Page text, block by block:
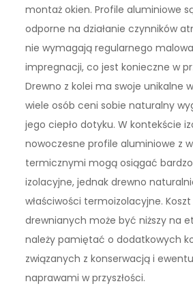
montaż okien. Profile aluminiowe
odporne na działanie czynników
nie wymagają regularnego
impregnacji, co jest konieczne w
Drewno z kolei ma swoje unikalne
wiele osób ceni sobie naturalny
jego ciepło dotyku. W kontekście
nowoczesne profile aluminiowe z
termicznymi mogą osiągać
izolacyjne, jednak drewno
właściwości termoizolacyjne.
drewnianych może być niższy na
należy pamiętać o dodatkowych
związanych z konserwacją i
naprawami w przyszłości.